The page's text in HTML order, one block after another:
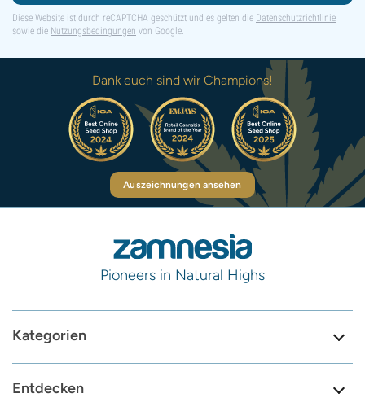
Diese Website ist durch reCAPTCHA geschützt und es gelten die Datenschutzrichtlinie
sowie die Nutzungsbedingungen von Google.
Dank euch sind wir Champions!
Auszeichnungen ansehen
Pioneers in Natural Highs
Kategorien
Entdecken